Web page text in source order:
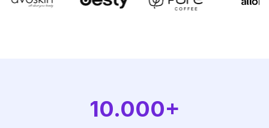
10.000+